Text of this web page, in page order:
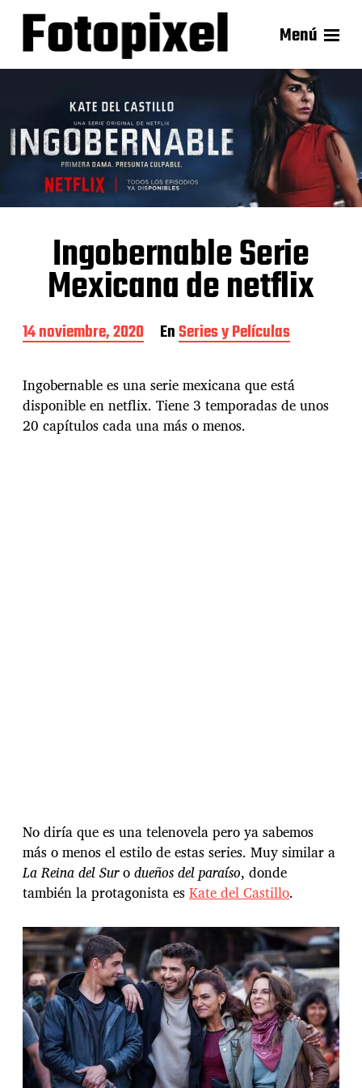
Menú
Ingobernable Serie
Mexicana de netflix
F
e
h
a
d
e
14 noviembre, 2020 EnSeries y Películas
Ingobernable es una serie mexicana que está
disponible en netflix. Tiene 3 temporadas de unos
20 capítulos cada una más o menos.
No diría que es una telenovela pero ya sabemos
más o menos el estilo de estas series. Muy similar a
La Reina del Surodueños del paraíso, donde
también la protagonista esKate del Castillo.